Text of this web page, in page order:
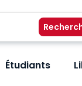
métiers
le sous-menu
Étudiants